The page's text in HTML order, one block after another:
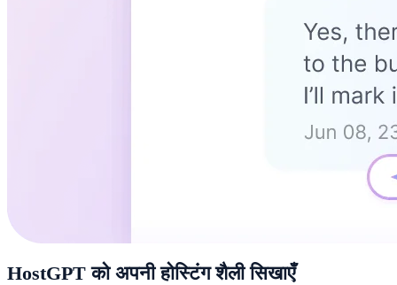
HostGPT को अपनी होस्टिंग शैली सिखाएँ